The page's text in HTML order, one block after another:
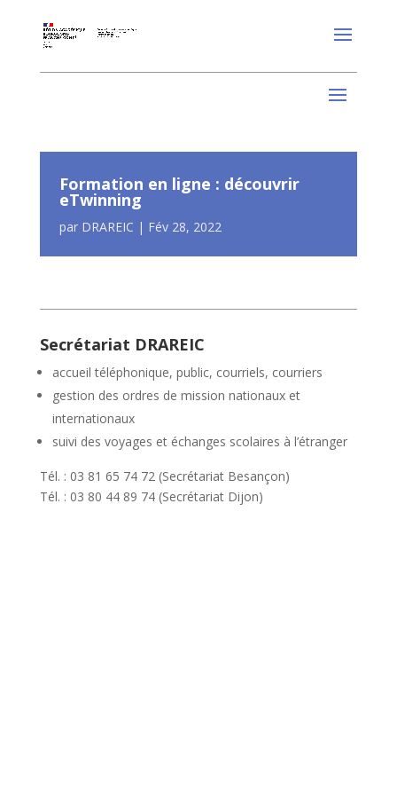
Formation en ligne : découvrir
eTwinning
par DRAREIC | Fév 28, 2022
Secrétariat DRAREIC
accueil téléphonique, public, courriels, courriers
gestion des ordres de mission nationaux et
internationaux
suivi des voyages et échanges scolaires à l’étranger
Tél. : 03 81 65 74 72 (Secrétariat Besançon)
Tél. : 03 80 44 89 74 (Secrétariat Dijon)